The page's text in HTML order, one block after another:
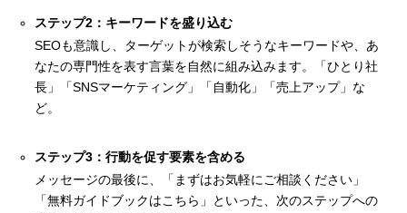
ステップ2：キーワードを盛り込む
SEOも意識し、ターゲットが検索しそうなキーワードや、あ
なたの専門性を表す言葉を自然に組み込みます。「ひとり社
長」「SNSマーケティング」「自動化」「売上アップ」な
ど。
ステップ3：行動を促す要素を含める
メッセージの最後に、「まずはお気軽にご相談ください」
「無料ガイドブックはこちら」といった、次のステップへの